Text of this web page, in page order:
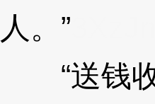
人。”
“送钱收